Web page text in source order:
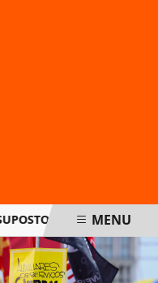
DESVIOS NO INSS
MENU